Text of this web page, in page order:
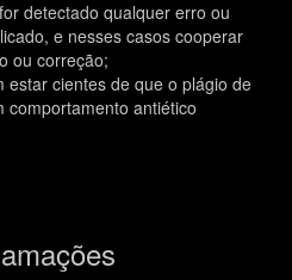
detectado qualquer erro ou
e nesses casos cooperar
ou correção;
estar cientes de que o plágio de
comportamento antiético